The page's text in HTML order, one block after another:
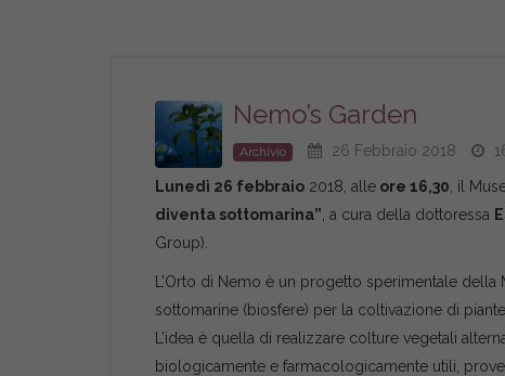
Nemo’s Garden
Archivio 26 Febbraio 2018
Lunedì 26 febbraio 2018, alle ore 16,30 , il
diventa sottomarina” , a cura della dottoressa
Group).
L’Orto di Nemo è un progetto sperimentale
sottomarine (biosfere) per la coltivazione di
L’idea è quella di realizzare colture vegetali
biologicamente e farmacologicamente utili,